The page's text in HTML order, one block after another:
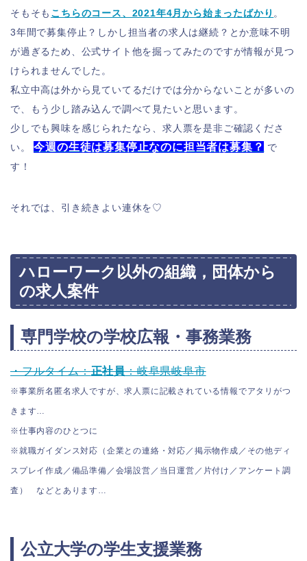
そもそも こちらのコース、2021年4月から始まったばかり 。
3年間で募集停止？しかし担当者の求人は継続？とか意味不明
が過ぎるため、公式サイト他を掘ってみたのですが情報が見つ
けられませんでした。
私立中高は外から見ていてるだけでは分からないことが多いの
で、もう少し踏み込んで調べて見たいと思います。
少しでも興味を感じられたなら、求人票を是非ご確認くださ
い。
今週の生徒は募集停止なのに担当者は募集？ で
す！
それでは、引き続きよい連休を♡
ハローワーク以外の組織，団体から
の求人案件
専門学校の学校広報・事務業務
・フルタイム：正社員：岐阜県岐阜市
※事業所名匿名求人ですが、求人票に記載されている情報でアタリがつ
きます…
※仕事内容のひとつに
※就職ガイダンス対応（企業との連絡・対応／掲示物作成／その他ディ
スプレイ作成／備品準備／会場設営／当日運営／片付け／アンケート調
査） などとあります…
公立大学の学生支援業務